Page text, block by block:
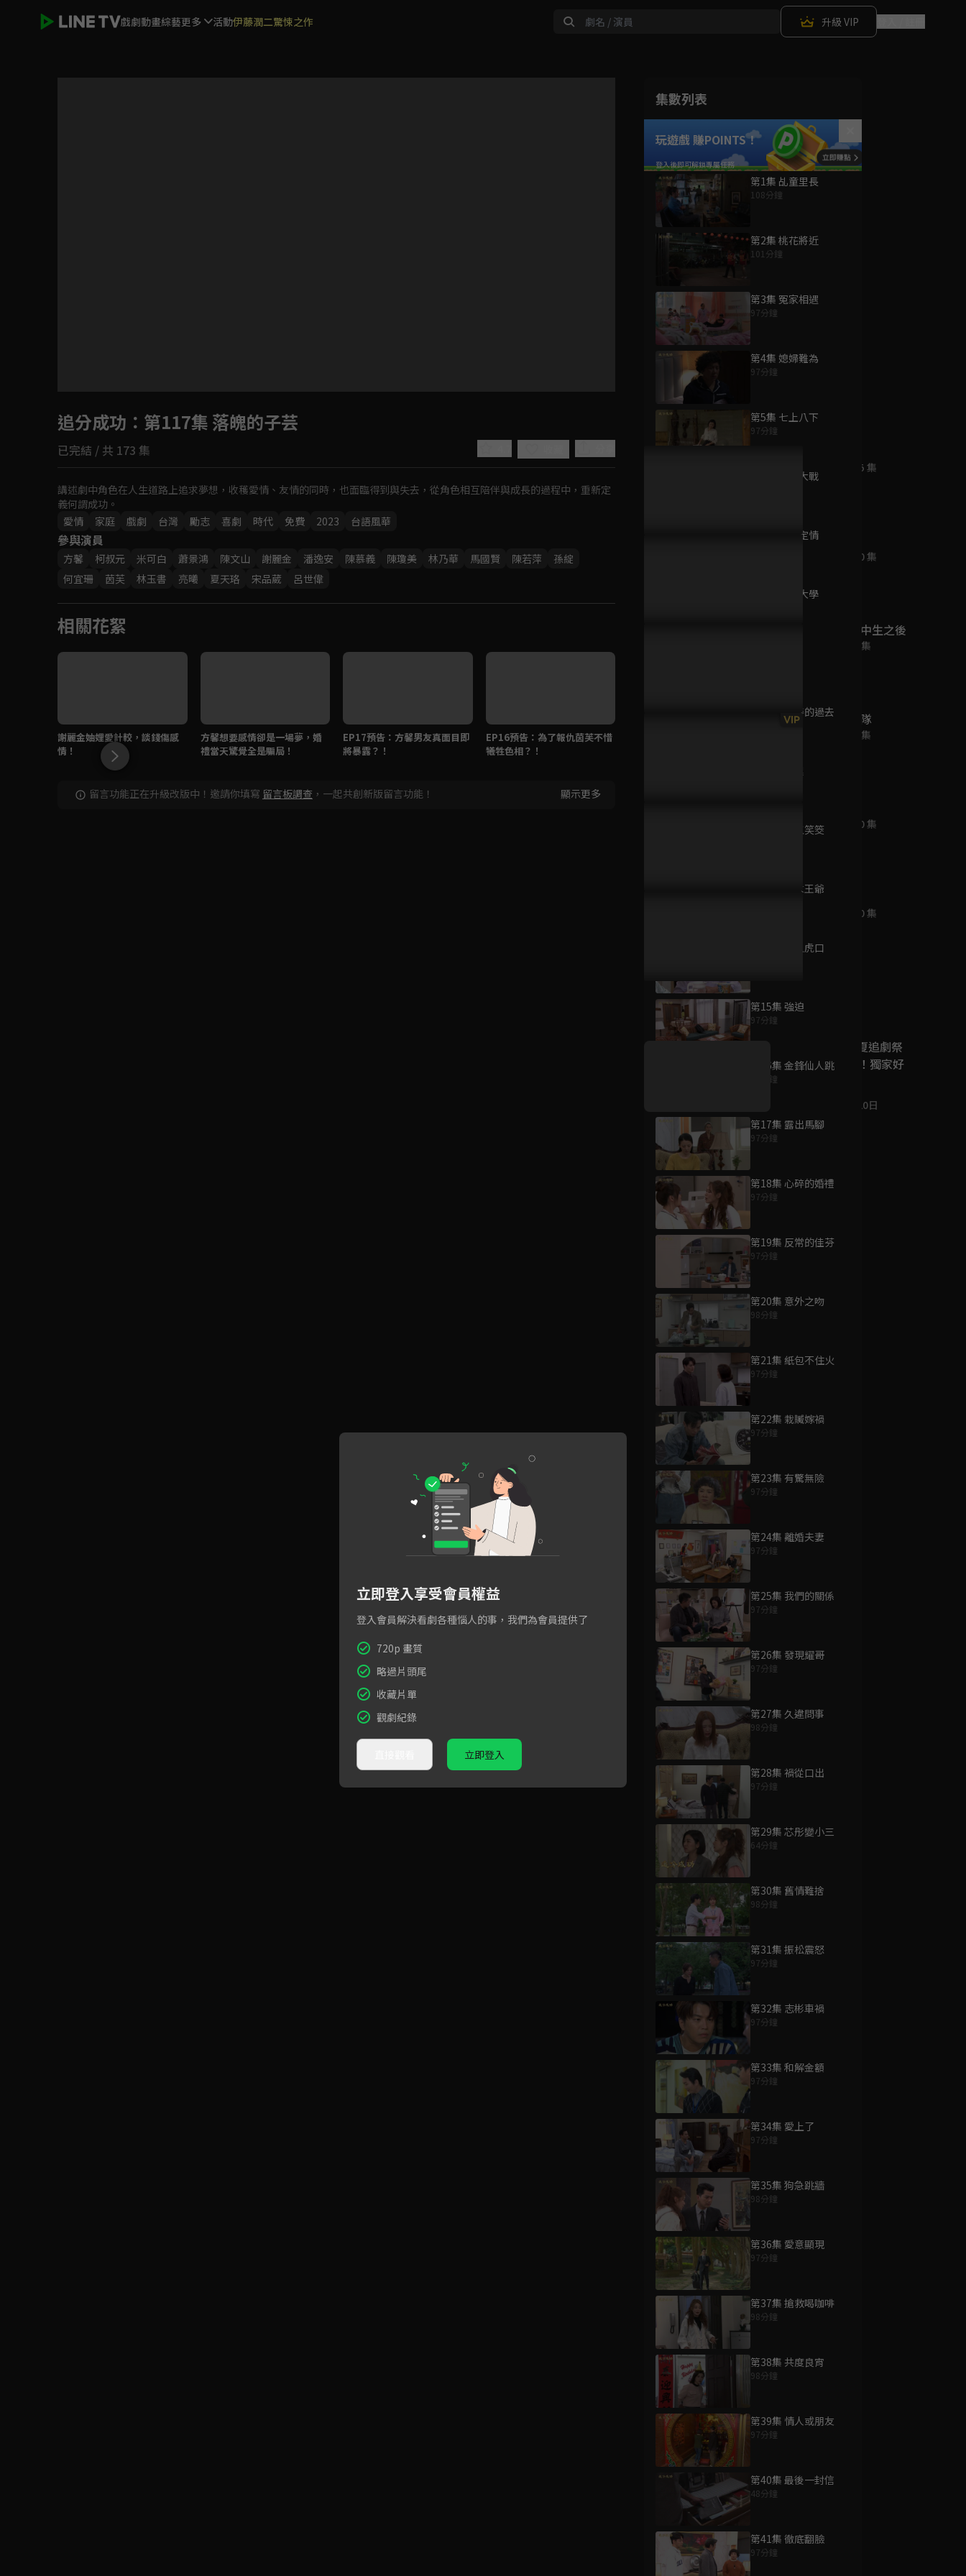
戲劇動畫綜藝更多 活動伊藤潤二驚悚之作 升級 VIP
Play
Video
如有不便請見諒
回首頁
集數列表
玩遊戲 賺POINTS！
第1集 乩童里長
108分鐘
第2集 桃花將近
101分鐘
第3集 冤家相遇
97分鐘
第4集 媳婦難為
97分鐘
第5集 七上八下
97分鐘
第6集 父子大戰
第7集 露營定情
第8集 不念大學
第10集 守善的過去
第11集 連累
第12集 連五笑筊
第13集 跪求王爺
第14集 羊入虎口
第15集 強迫
97分鐘
第16集 金鋒仙人跳
98分鐘
第17集 露出馬腳
97分鐘
第18集 心碎的婚禮
97分鐘
第19集 反常的佳芬
97分鐘
第20集 意外之吻
98分鐘
第21集 紙包不住火
97分鐘
第22集 栽贓嫁禍
97分鐘
第23集 有驚無險
97分鐘
第24集 離婚夫妻
97分鐘
第25集 我們的關係
97分鐘
第26集 發現耀哥
97分鐘
第27集 久違問事
98分鐘
第28集 禍從口出
97分鐘
第29集 芯彤變小三
64分鐘
第30集 舊情難捨
98分鐘
第31集 振松震怒
97分鐘
第32集 志彬車禍
97分鐘
第33集 和解金額
97分鐘
第34集 愛上了
97分鐘
第35集 狗急跳牆
98分鐘
第36集 愛意顯現
97分鐘
第37集 搶救喝咖啡
98分鐘
第38集 共度良宵
98分鐘
第39集 情人或朋友
97分鐘
第40集 最後一封信
48分鐘
第41集 徹底翻臉
97分鐘
追分成功 ：第117集 落魄的子芸
已完結 / 共 173 集
講述劇中角色在人生道路上追求夢想，收穫愛情、友情的同時，也面臨得到與失去，從角色相互陪伴與成長的過程中，重新定
義何謂成功。
愛情
家庭 戲劇 台灣 勵志 喜劇 時代 免費 2023 台語風華
參與演員
方馨 柯叔元 米可白 蕭景鴻 陳文山 謝麗金 潘逸安 陳慕義 陳瓊美 林乃華 馬國賢 陳若萍
孫綻
何宜珊
茵芙 林玉書 亮曦 夏天珞 宋品葳 呂世偉
相關花絮
謝麗金妯娌愛計較，談錢傷感
情！
方馨想要感情卻是一場夢，婚
禮當天驚覺全是騙局！
EP17預告：方馨男友真面目即
將暴露？！
EP16預告：為了報仇茵芙不惜
犧牲色相？！
EP14預告：米可白奉命應酬，
留言功能正在升級改版中！邀請你填寫 留言板調查 ，一起共創新版留言功能！ 顯示更多
為您推薦
已完結 / 共 25 集
愛情風險
已完結 / 共 20 集
死了一個國中生之後
已完結 / 共 4 集
VIP馬尼拉敢死隊
已完結 / 共 1 集
已完結 / 共 20 集
與光同塵
已完結 / 共 20 集
好康資訊
7/21-8/20，盛夏追劇祭
升級VIP最優惠！獨家好
8月20日
立即登入享受會員權益
登入會員解決看劇各種惱人的事，我們為會員提供了
720p 畫質
略過片頭尾
收藏片單
觀劇紀錄
立即登入